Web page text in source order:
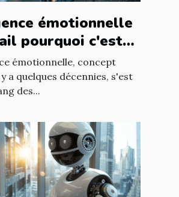
émotionnelle
pourquoi c'est
pour votre équipe
émotionnelle, concept
a quelques décennies, s'est
des...